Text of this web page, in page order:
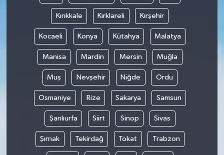
Kırıkkale Kırklareli Kırşehir
Kocaeli Konya Kütahya Malatya
Manisa Mardin Mersin Muğla
Muş Nevşehir Niğde Ordu
Osmaniye Rize Sakarya Samsun
Şanlıurfa Siirt Sinop Sivas
Şırnak Tekirdağ Tokat Trabzon